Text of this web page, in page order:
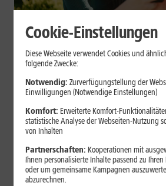
Datenvolumen
Tipps für Dein
Videos, Social Media, Cloud-Backups und
Dein mobiles Datenvolumen schnell
Verbrauch begrenzen.
Mehr erfahren
Cookie-Einstellungen
Diese Webseite verwendet Cookies und
folgende Zwecke:
Notwendig: Zurverfügungstellung der
Einwilligungen (Notwendige Einstellungen)
Komfort: Erweiterte Komfort-
statistische Analyse der Webseiten-Nutzung
von Inhalten
Partnerschaften: Kooperationen mit
Ihnen personalisierte Inhalte passend zu
oder um gemeinsame Kampagnen
abzurechnen.